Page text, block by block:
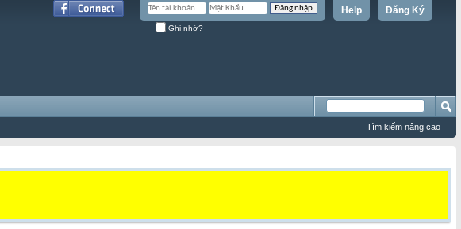
Đăng Ký
Help
Ghi nhớ?
Tìm kiếm nâng cao